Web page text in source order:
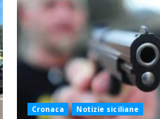
Cronaca Notizie siciliane